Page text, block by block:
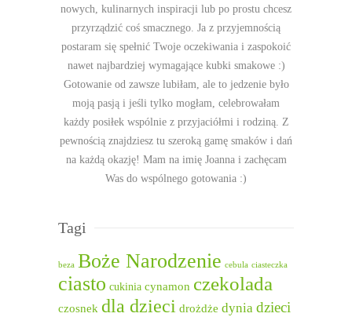
nowych, kulinarnych inspiracji lub po prostu chcesz
przyrządzić coś smacznego. Ja z przyjemnością
postaram się spełnić Twoje oczekiwania i zaspokoić
nawet najbardziej wymagające kubki smakowe :)
Gotowanie od zawsze lubiłam, ale to jedzenie było
moją pasją i jeśli tylko mogłam, celebrowałam
każdy posiłek wspólnie z przyjaciółmi i rodziną. Z
pewnością znajdziesz tu szeroką gamę smaków i dań
na każdą okazję! Mam na imię Joanna i zachęcam
Was do wspólnego gotowania :)
Tagi
beza Boże Narodzenie cebula ciasteczka
ciasto cukinia cynamon czekolada
czosnek dla dzieci drożdże dynia dzieci